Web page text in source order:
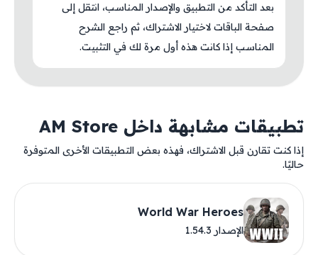
بعد التأكد من التطبيق والإصدار المناسب، انتقل إلى
صفحة الباقات لاختيار الاشتراك، ثم راجع الشرح
المناسب إذا كانت هذه أول مرة لك في التثبيت.
تطبيقات مشابهة داخل AM Store
إذا كنت تقارن قبل الاشتراك، فهذه بعض التطبيقات الأخرى المتوفرة
حاليًا.
World War Heroes
الإصدار 1.54.3